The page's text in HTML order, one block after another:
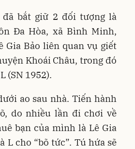
đã bắt giữ 2 đối tượng là
Đa Hòa, xã Bình Minh,
Gia Bảo liên quan vụ giết
Khoái Châu, trong đó
(SN 1952).
ao sau nhà. Tiến hành
do nhiều lần đi chơi về
bạn của mình là Lê Gia
L cho “bõ tức”. Tú hứa sẽ